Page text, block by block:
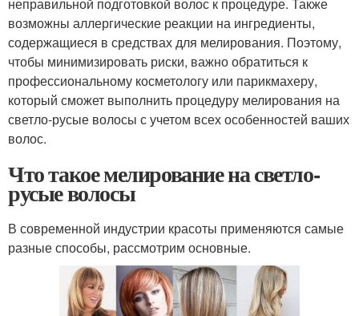
возможны аллергические реакции на ингредиенты,
содержащиеся в средствах для мелирования. Поэтому,
чтобы минимизировать риски, важно обратиться к
профессиональному косметологу или парикмахеру,
который сможет выполнить процедуру мелирования на
светло-русые волосы с учетом всех особенностей ваших
волос.
Что такое мелирование на светло-
русые волосы
В современной индустрии красоты применяются самые
разные способы, рассмотрим основные.